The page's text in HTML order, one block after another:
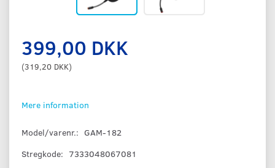
399,00 DKK
(319,20 DKK)
Mere information
Model/varenr.: GAM-182
Stregkode: 7333048067081